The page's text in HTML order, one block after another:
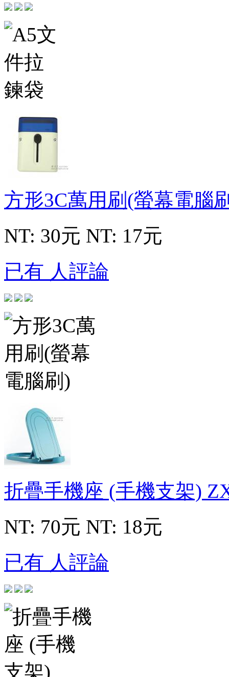
方形3C萬用刷(螢幕電腦
NT: 30元 NT: 17元
已有 人評論
折疊手機座 (手機支架)
NT: 70元 NT: 18元
已有 人評論